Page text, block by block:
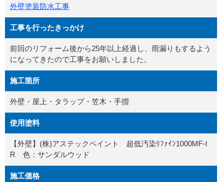
外壁塗装防水工事
工事を行ったきっかけ
前回のリフォーム後から25年以上経過し、雨漏りもするよう
になってきたので工事をお願いしました。
施工箇所
外壁・屋上・タラップ・笠木・手摺
使用塗料
【外壁】(株)アステックペイント 超低汚染ﾘﾌｧｲﾝ1000MF-I
R 色：サンダルウッド
施工価格